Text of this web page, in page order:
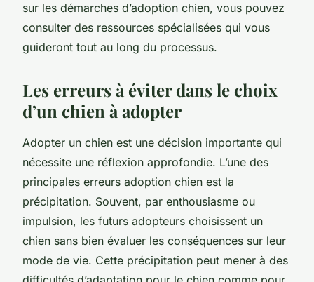
sur les démarches d’adoption chien, vous pouvez
consulter des ressources spécialisées qui vous
guideront tout au long du processus.
Les erreurs à éviter dans le choix
d’un chien à adopter
Adopter un chien est une décision importante qui
nécessite une réflexion approfondie. L’une des
principales erreurs adoption chien est la
précipitation. Souvent, par enthousiasme ou
impulsion, les futurs adopteurs choisissent un
chien sans bien évaluer les conséquences sur leur
mode de vie. Cette précipitation peut mener à des